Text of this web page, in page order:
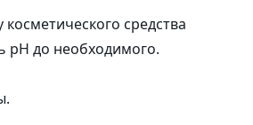
средства
pH до необходимого.